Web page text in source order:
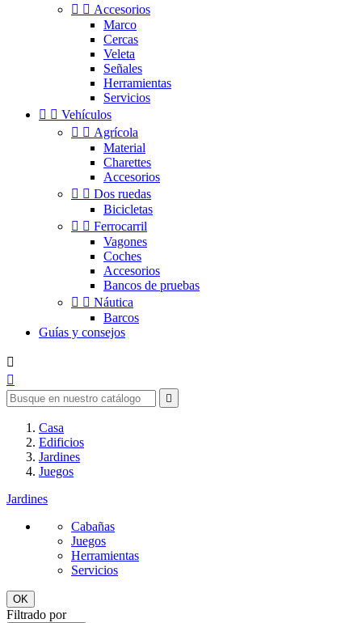
  Accesorios
Marco
Cercas
Veleta
Señales
Herramientas
Servicios
  Vehículos
  Agrícola
Material
Charettes
Accesorios
  Dos ruedas
Bicicletas
  Ferrocarril
Vagones
Coches
Accesorios
Bancos de pruebas
  Náutica
Barcos
Guías y consejos



Casa
Edificios
Jardines
Juegos
Jardines
Cabañas
Juegos
Herramientas
Servicios
OK
Filtrado por